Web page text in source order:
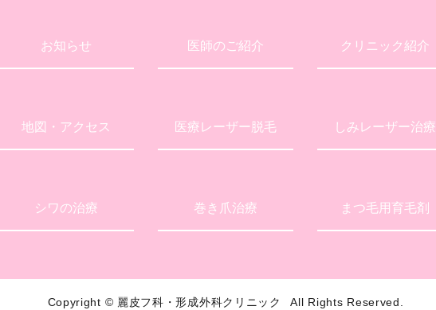
お知らせ 医師のご紹介 クリニック紹介
地図・アクセス 医療レーザー脱毛 しみレーザー治療
シワの治療 巻き爪治療 まつ毛用育毛剤
Copyright © 麗皮フ科・形成外科クリニック All Rights Reserved.